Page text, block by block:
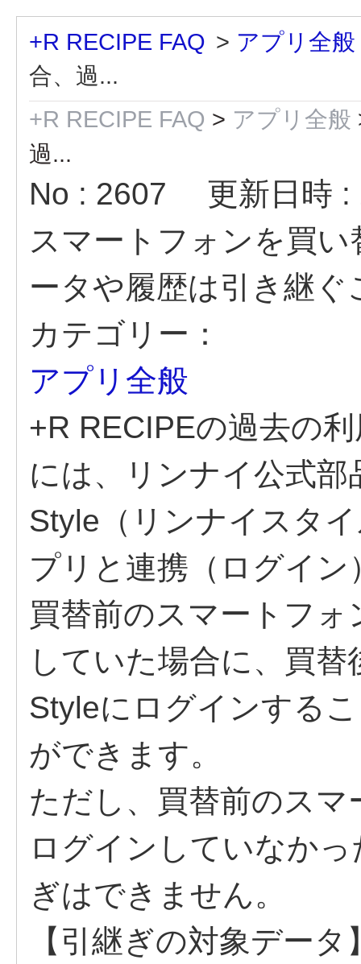
+R RECIPE FAQ > アプリ全般
合、過...
+R RECIPE FAQ > アプリ全般
過...
No : 2607
更新日時
スマートフォンを買
ータや履歴は引き継
カテゴリー：
アプリ全般
+R RECIPEの過去の
には、リンナイ公式
Style（リンナイスタ
プリと連携（ログイ
買替前のスマートフ
していた場合に、買
Styleにログインする
ができます。
ただし、買替前のス
ログインしていなか
ぎはできません。
【引継ぎの対象データ